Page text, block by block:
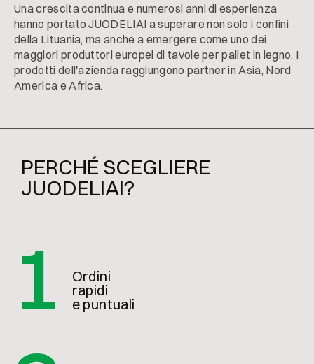
Una crescita continua e numerosi anni di esperienza
hanno portato JUODELIAI a superare non solo i confini
della Lituania, ma anche a emergere come uno dei
maggiori produttori europei di tavole per pallet in legno. I
prodotti dell'azienda raggiungono partner in Asia, Nord
America e Africa.
PERCHÉ SCEGLIERE
JUODELIAI?
1
Ordini
rapidi
e puntuali